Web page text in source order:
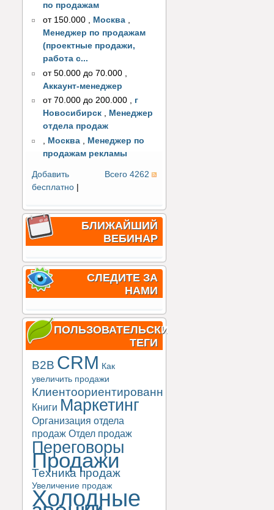
по продажам
от 150.000
Москва
Менеджер по продажам
(проектные продажи,
работа с...
от 50.000 до 70.000
Аккаунт-менеджер
от 70.000 до 200.000 , г
Новосибирск , Менеджер
отдела продаж
, Москва , Менеджер по
продажам рекламы
Всего 4262
Добавить
бесплатно
БЛИЖАЙШИЙ
ВЕБИНАР
СЛЕДИТЕ ЗА
НАМИ
ПОЛЬЗОВАТЕЛЬСКИЕ
ТЕГИ
B2B CRM Как
увеличить продажи
Клиентоориентированность
Книги Маркетинг
Организация отдела
продаж Отдел продаж
Переговоры
Продажи
Техника продаж
Увеличение продаж
Холодные